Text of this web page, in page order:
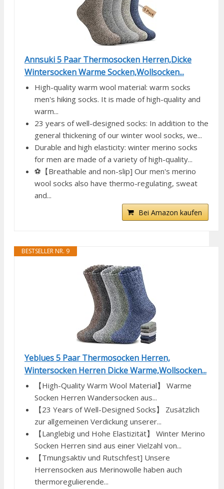
Annsuki 5 Paar Thermosocken Herren,Dicke
Wintersocken Warme Socken,Wollsocken...
High-quality warm wool material: warm socks
men's hiking socks. It is made of high-quality and
warm...
23 years of well-designed socks: In addition to the
general thickening of our winter wool socks, we...
Durable and high elasticity: winter merino socks
for men are made of a variety of high-quality...
⚽【Breathable and non-slip] Our men's merino
wool socks also have thermo-regulating, sweat
and...
Bei Amazon kaufen
BESTSELLER NR. 9
Yeblues 5 Paar Thermosocken Herren,
Wintersocken Herren Dicke Warme,Wollsocken...
【High-Quality Warm Wool Material】 Warme
Socken Herren Wandersocken aus...
【23 Years of Well-Designed Socks】 Zusätzlich
zur allgemeinen Verdickung unserer...
【Langlebig und Hohe Elastizität】 Winter Merino
Socken Herren sind aus einer Vielzahl von...
【Tmungsaktiv und Rutschfest] Unsere
Herrensocken aus Merinowolle haben auch
thermoregulierende...